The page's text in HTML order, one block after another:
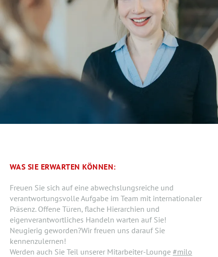
WAS SIE ERWARTEN KÖNNEN:
Freuen Sie sich auf eine abwechslungsreiche und
verantwortungsvolle Aufgabe im Team mit internationaler
Präsenz. Offene Türen, flache Hierarchien und
eigenverantwortliches Handeln warten auf Sie!
Neugierig geworden?Wir freuen uns darauf Sie
kennenzulernen!
Werden auch Sie Teil unserer Mitarbeiter-Lounge #milo